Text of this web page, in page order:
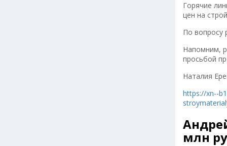
Горячие
цен на
По вопросу
Напомним,
просьбой
Наталия
https://xn--
млн